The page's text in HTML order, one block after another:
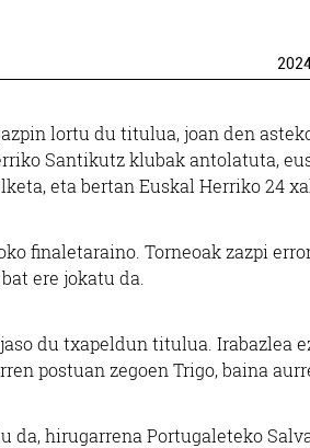
lortu du titulua, joan den
Santikutz klubak antolatuta,
eta bertan Euskal Herriko 24
finaletaraino. Torneoak zazpi
ere jokatu da.
du txapeldun titulua. Irabazlea
postuan zegoen Trigo, baina
da, hirugarrena Portugaleteko